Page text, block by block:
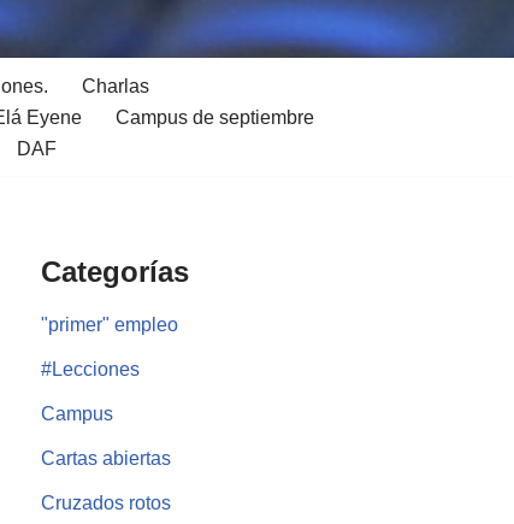
Charlas
Eyene
Campus de septiembre
DAF
Categorías
"primer" empleo
#Lecciones
Campus
Cartas abiertas
Cruzados rotos